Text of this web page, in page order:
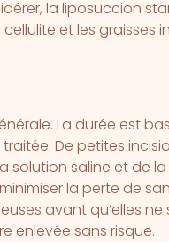
la liposuccion
et les
La durée est
De petites
saline et de
la perte de
avant qu’elles
enlevée sans risque.